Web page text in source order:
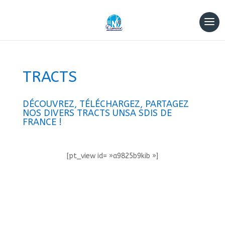
TRACTS
DÉCOUVREZ, TÉLÉCHARGEZ, PARTAGEZ
NOS DIVERS TRACTS UNSA SDIS DE
FRANCE !
[pt_view id= »a9825b9kib »]